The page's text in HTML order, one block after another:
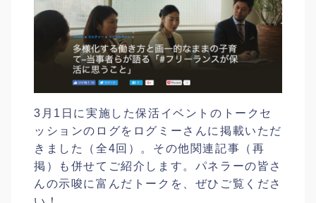
3月1日に実施した保活イベントのトークセ
ッションのログをログミーさんに掲載いただ
きました（全4回）。その他関連記事（再
掲）も併せてご紹介します。パネラーの皆さ
んの示唆に富んだトークを、ぜひご覧くださ